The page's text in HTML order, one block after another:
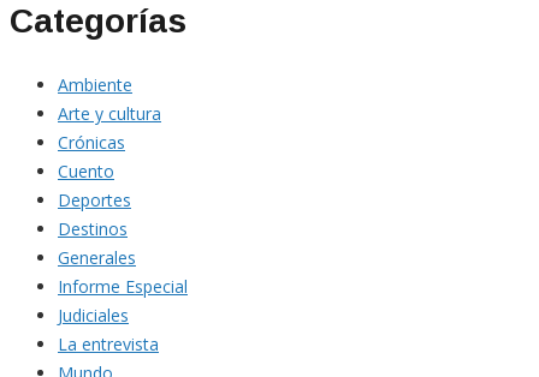
Categorías
Ambiente
Arte y cultura
Crónicas
Cuento
Deportes
Destinos
Generales
Informe Especial
Judiciales
La entrevista